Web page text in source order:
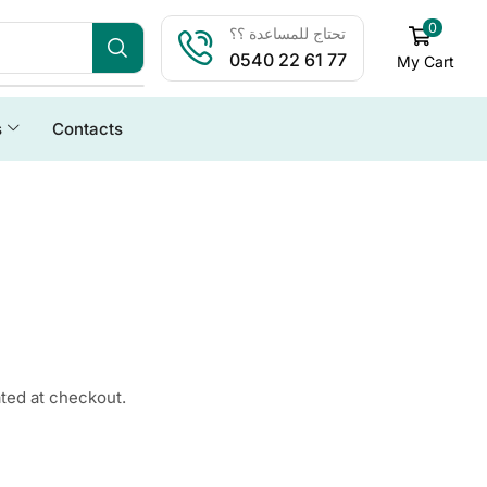
تحتاج للمساعدة ؟؟
0540 22 61 77
0
My Cart
Contacts
at checkout.